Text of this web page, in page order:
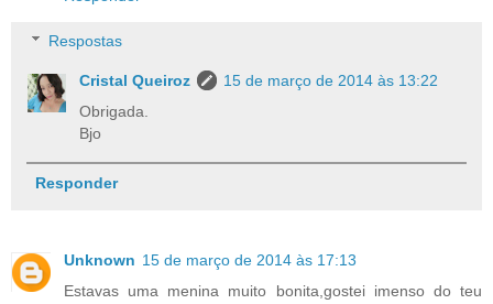
Respostas
Cristal Queiroz
15 de março de 2014 às 13:22
Obrigada.
Bjo
Responder
Unknown 15 de março de 2014 às 17:13
Estavas uma menina muito bonita,gostei imenso do teu